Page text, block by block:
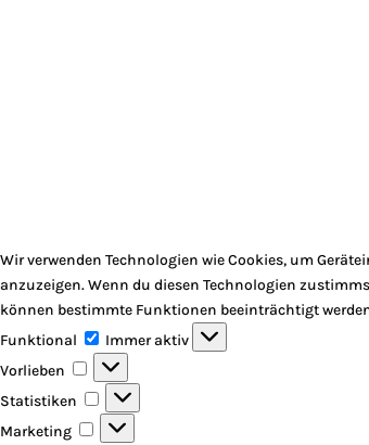
Wir verwenden Technologien wie Cookies, um
anzuzeigen. Wenn du diesen Technologien
können bestimmte Funktionen beeinträchtigt
Funktional
Funktional
Immer aktiv
Vorlieben
Vorlieben
Statistiken
Statistiken
Marketing
Marketing